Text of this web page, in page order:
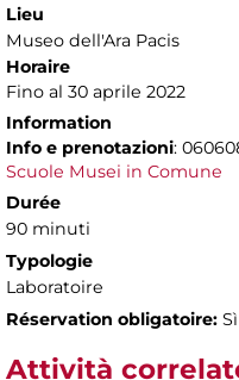
Lieu
Museo dell'Ara Pacis
Horaire
Fino al 30 aprile 2022
Information
Info e prenotazioni:
Scuole Musei in Comune
Durée
90 minuti
Typologie
Laboratoire
Réservation obligatoire: Sì
Attività